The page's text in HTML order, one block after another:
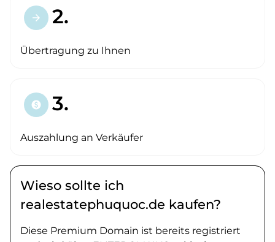
arrow_forward 2.
Übertragung zu Ihnen
paid 3.
Auszahlung an Verkäufer
Wieso sollte ich
realestatephuquoc.de kaufen?
Diese Premium Domain ist bereits registriert